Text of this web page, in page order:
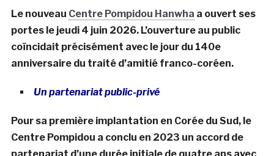
Le nouveau Centre Pompidou Hanwha a ouvert ses
portes le jeudi 4 juin 2026. L’ouverture au public
coïncidait précisément avec le jour du 140e
anniversaire du traité d’amitié franco-coréen.
Un partenariat public-privé
Pour sa première implantation en Corée du Sud, le
Centre Pompidou a conclu en 2023 un accord de
partenariat d’une durée initiale de quatre ans avec